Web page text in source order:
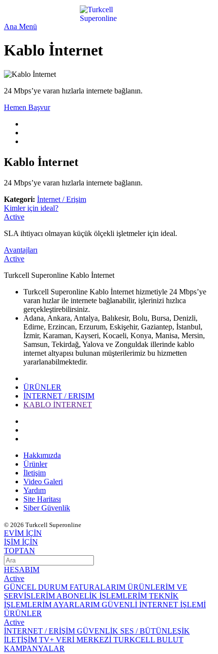
Ana Menü
Kablo İnternet
24 Mbps’ye varan hızlarla internete bağlanın.
Hemen Başvur
Kablo İnternet
24 Mbps’ye varan hızlarla internete bağlanın.
Kategori: İnternet / Erişim
Kimler için ideal?
Active
​​SLA ihtiyacı olmayan küçük ölçekli işletmeler için ideal.
Avantajları
Active
​​Turkcell Superonline Kablo İnternet
Turkcell Superonline Kablo İnternet hizmetiyle 24 Mbps’ye
varan hızlar ile internete bağlanabilir, işlerinizi hızlıca
gerçekleştirebilirsiniz.
​Adana, Ankara, Antalya, Balıkesir, Bolu, Bursa, Denizli,
Edirne, Erzincan, Erzurum, Eskişehir, Gaziantep, İstanbul,
İzmir, Karaman, Kayseri, Kocaeli, Konya, Manisa, Mersin,
Samsun, Tekirdağ, Yalova ve Zonguldak​ illerinde kablo
internet altyapısı bulunan müşterilerimiz bu hizmetten
yararlanabilmektedir. ​
ÜRÜNLER
İNTERNET / ERIŞIM
KABLO İNTERNET
Hakkımızda
Ürünler
İletişim
Video Galeri
Yardım
Site Haritası
Siber Güvenlik
© 2026 Turkcell Superonline
EVİM İÇİN
İŞİM İÇİN
TOPTAN
HESABIM
Active
GÜNCEL DURUM FATURALARIM ÜRÜNLERİM VE
SERVİSLERİM ABONELİK İŞLEMLERİM TEKNİK
İŞLEMLERİM AYARLARIM GÜVENLİ İNTERNET İŞLEMİ
ÜRÜNLER
Active
İNTERNET / ERİŞİM GÜVENLİK SES / BÜTÜNLEŞİK
İLETİŞİM TV+ VERİ MERKEZİ TURKCELL BULUT
KAMPANYALAR